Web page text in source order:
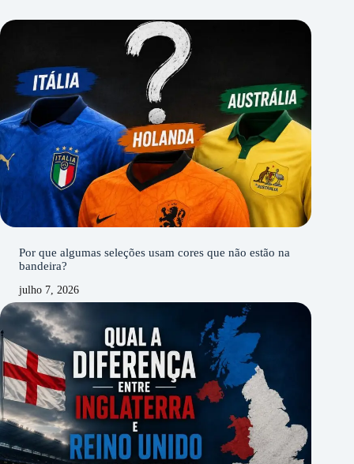
Por que algumas seleções usam cores que não estão na
bandeira?
julho 7, 2026